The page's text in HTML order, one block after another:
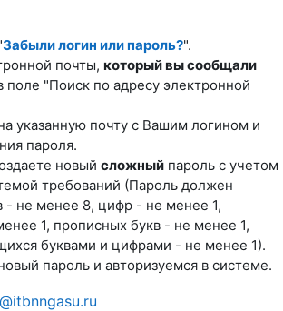
Забыли логин или пароль?".
почты, который вы сообщали
поле "Поиск по адресу электронной
указанную почту с Вашим логином и
пароля.
новый сложный пароль с учетом
требований (Пароль должен
- не менее 8, цифр - не менее 1,
1, прописных букв - не менее 1,
буквами и цифрами - не менее 1).
пароль и авторизуемся в системе.